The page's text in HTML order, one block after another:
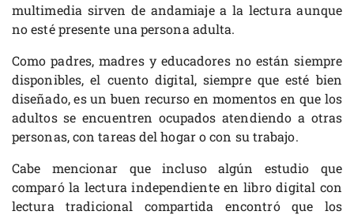
multimedia sirven de andamiaje a la lectura aunque
no esté presente una persona adulta.
Como padres, madres y educadores no están siempre
disponibles, el cuento digital, siempre que esté bien
diseñado, es un buen recurso en momentos en que los
adultos se encuentren ocupados atendiendo a otras
personas, con tareas del hogar o con su trabajo.
Cabe mencionar que incluso algún estudio que
comparó la lectura independiente en libro digital con
lectura tradicional compartida encontró que los